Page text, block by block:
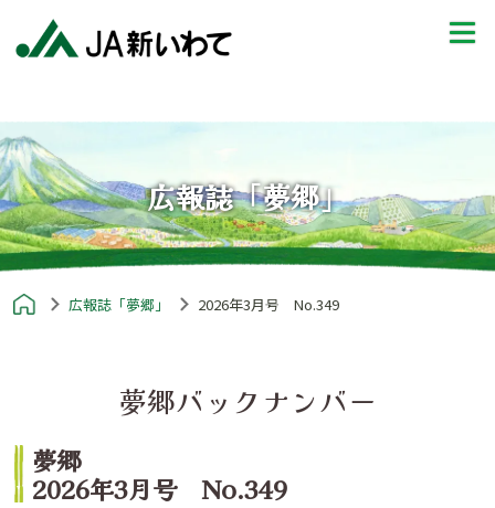
広報誌「夢郷」
広報誌「夢郷」 2026年3月号 No.349
夢郷バックナンバー
夢郷
2026年3月号 No.349